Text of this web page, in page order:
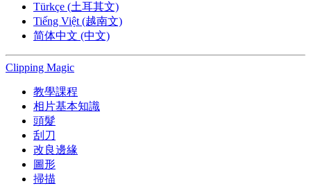
Türkçe (土耳其文)
Tiếng Việt (越南文)
简体中文 (中文)
Clipping Magic
教學課程
相片基本知識
頭髮
刮刀
改良邊緣
圖形
掃描